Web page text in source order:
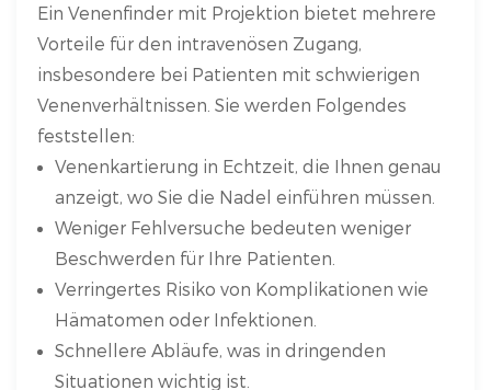
Ein Venenfinder mit Projektion bietet mehrere
Vorteile für den intravenösen Zugang,
insbesondere bei Patienten mit schwierigen
Venenverhältnissen. Sie werden Folgendes
feststellen:
Venenkartierung in Echtzeit, die Ihnen genau
anzeigt, wo Sie die Nadel einführen müssen.
Weniger Fehlversuche bedeuten weniger
Beschwerden für Ihre Patienten.
Verringertes Risiko von Komplikationen wie
Hämatomen oder Infektionen.
Schnellere Abläufe, was in dringenden
Situationen wichtig ist.